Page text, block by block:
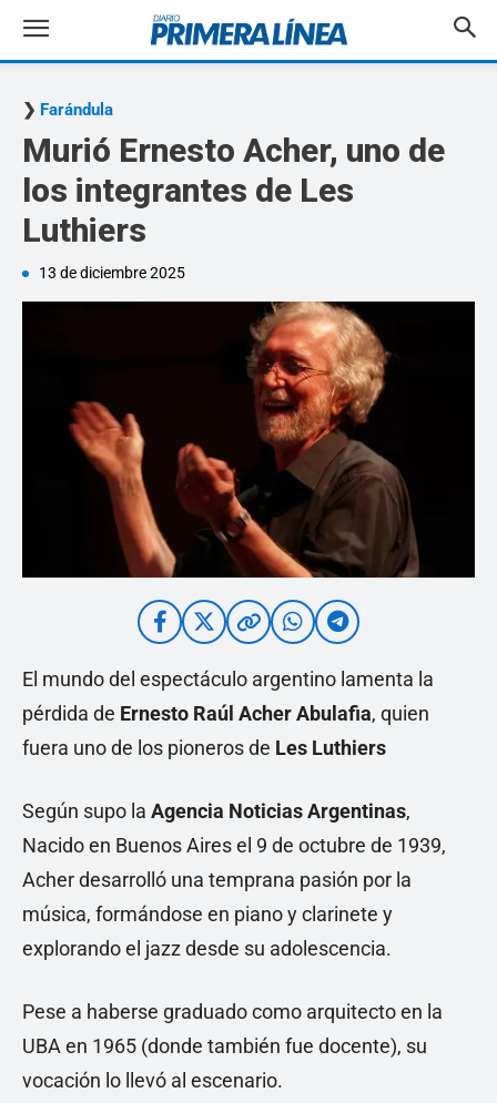
Farándula
Murió Ernesto Acher, uno de
los integrantes de Les
Luthiers
13 de diciembre 2025
El mundo del espectáculo argentino lamenta la
pérdida de Ernesto Raúl Acher Abulafia, quien
fuera uno de los pioneros de Les Luthiers
Según supo la Agencia Noticias Argentinas,
Nacido en Buenos Aires el 9 de octubre de 1939,
Acher desarrolló una temprana pasión por la
música, formándose en piano y clarinete y
explorando el jazz desde su adolescencia.
Pese a haberse graduado como arquitecto en la
UBA en 1965 (donde también fue docente), su
vocación lo llevó al escenario.